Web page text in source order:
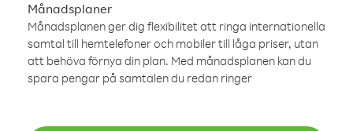
Månadsplaner
Månadsplanen ger dig flexibilitet att ringa internationella
samtal till hemtelefoner och mobiler till låga priser, utan
att behöva förnya din plan. Med månadsplanen kan du
spara pengar på samtalen du redan ringer